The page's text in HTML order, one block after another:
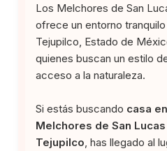
Los Melchores de San
ofrece un entorno
Tejupilco, Estado de
quienes buscan un estilo
acceso a la naturaleza.
Si estás buscando casa
Melchores de San
Tejupilco , has llegado al